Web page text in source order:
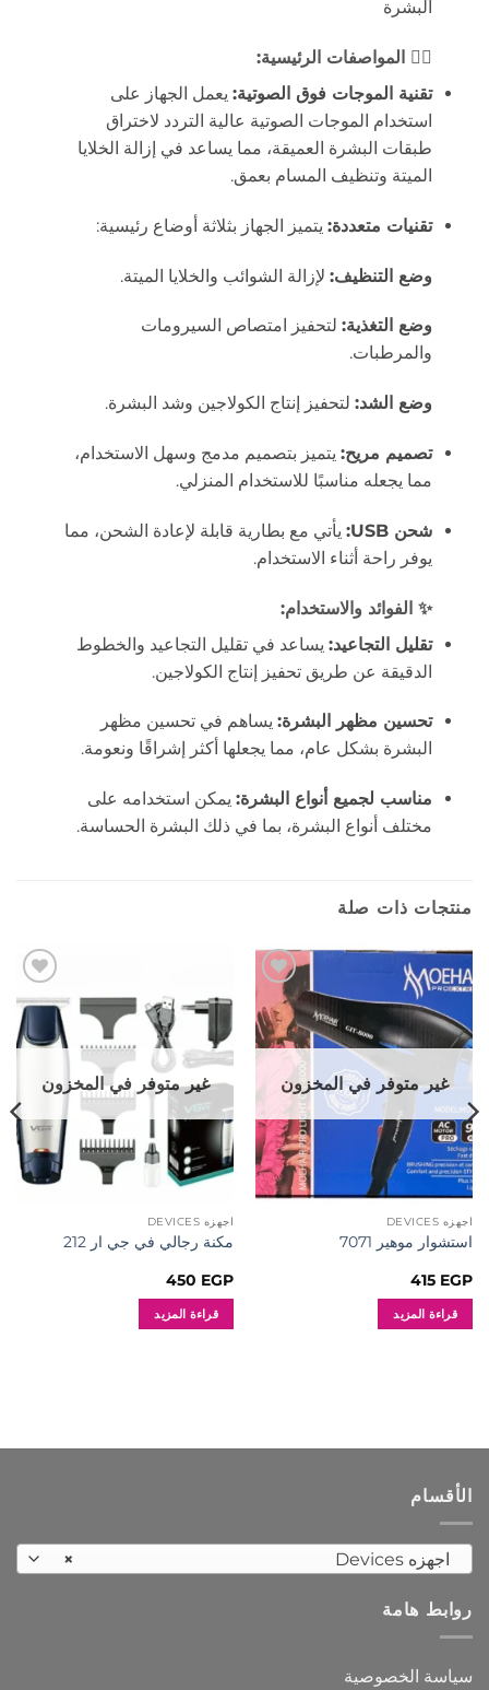
البشرة
🧖‍♀️ المواصفات الرئيسية:
تقنية الموجات فوق الصوتية: يعمل الجهاز على
استخدام الموجات الصوتية عالية التردد لاختراق
طبقات البشرة العميقة، مما يساعد في إزالة الخلايا
الميتة وتنظيف المسام بعمق.
تقنيات متعددة: يتميز الجهاز بثلاثة أوضاع رئيسية:
وضع التنظيف: لإزالة الشوائب والخلايا الميتة.
وضع التغذية: لتحفيز امتصاص السيرومات
والمرطبات.
وضع الشد: لتحفيز إنتاج الكولاجين وشد البشرة.
تصميم مريح: يتميز بتصميم مدمج وسهل الاستخدام،
مما يجعله مناسبًا للاستخدام المنزلي.
شحن USB:
يأتي مع بطارية قابلة لإعادة الشحن، مما
يوفر راحة أثناء الاستخدام.
✨ الفوائد والاستخدام:
تقليل التجاعيد: يساعد في تقليل التجاعيد والخطوط
الدقيقة عن طريق تحفيز إنتاج الكولاجين.
تحسين مظهر البشرة: يساهم في تحسين مظهر
البشرة بشكل عام، مما يجعلها أكثر إشراقًا ونعومة.
مناسب لجميع أنواع البشرة: يمكن استخدامه على
مختلف أنواع البشرة، بما في ذلك البشرة الحساسة.
منتجات ذات صلة
إضافة
إلى
المفضلة
غير متوفر في المخزون
اجهزه DEVICES
استشوار موهير 7071
415 EGP
قراءة المزيد
إضافة
إلى
المفضلة
غير متوفر في المخزون
اجهزه DEVICES
مكنة رجالي في جي ار 212
450 EGP
قراءة المزيد
الأقسام
× اجهزه Devices
روابط هامة
سياسة الخصوصية